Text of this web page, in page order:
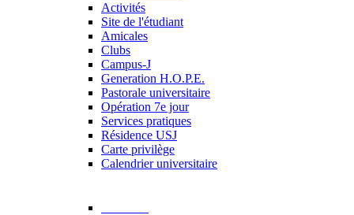
Activités
Site de l'étudiant
Amicales
Clubs
Campus-J
Generation H.O.P.E.
Pastorale universitaire
Opération 7e jour
Services pratiques
Résidence USJ
Carte privilège
Calendrier universitaire